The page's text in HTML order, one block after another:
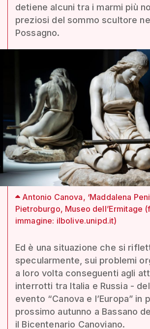
detiene alcuni tra i marmi più
preziosi del sommo scultore
Possagno.
Antonio Canova, ‘Maddalena
Pietroburgo, Museo dell’Ermitage
immagine: ilbolive.unipd.it)
Ed è una situazione che si
specularmente, sui problemi
a loro volta conseguenti agli
interrotti tra Italia e Russia -
evento “Canova e l’Europa” in
prossimo autunno a Bassano
il Bicentenario Canoviano.